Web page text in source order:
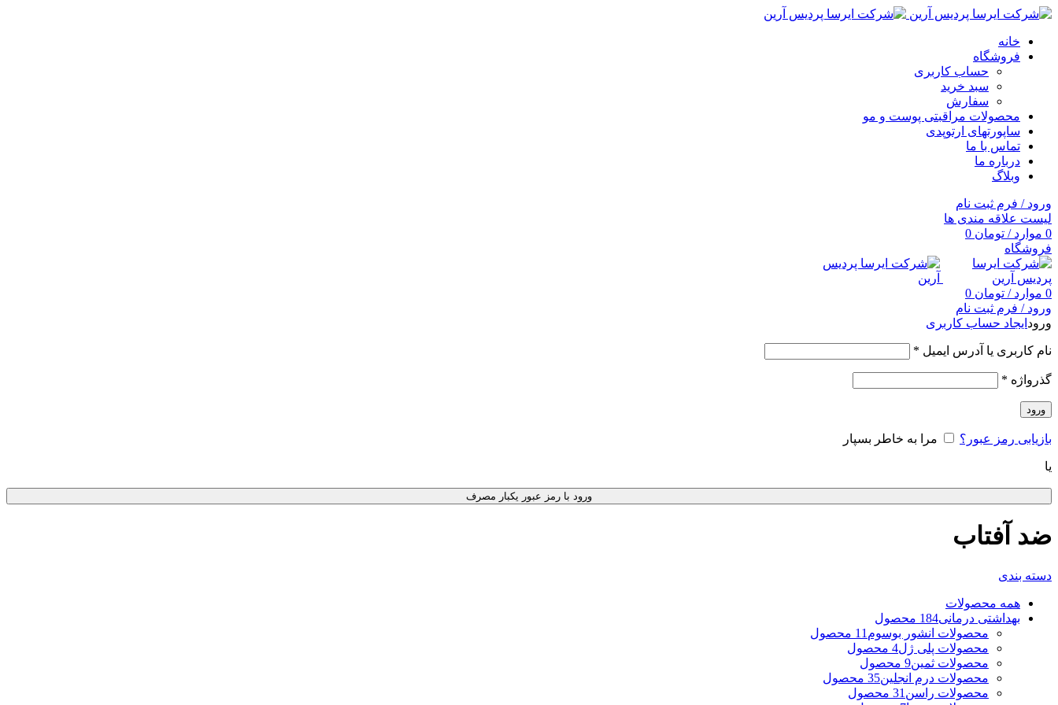
خانه
فروشگاه
حساب کاربری
سبد خرید
سفارش
محصولات مراقبتی پوست و مو
ساپورتهای ارتوپدی
تماس با ما
درباره ما
وبلاگ
ورود / فرم ثبت نام
لیست علاقه مندی ها
0 موارد / تومان
فروشگاه
0 موارد / تومان
ورود / فرم ثبت نام
ورود ایجاد حساب کاربری
نام کاربری یا آدرس ایمیل *
گذرواژه *
ورود
بازیابی رمز عبور؟ مرا به خاطر بسپار
یا
ورود با رمز عبور یکبار مصرف
ضد آفتاب
دسته بندی
همه محصولات
بهداشتی درمانی184 محصول
محصولات انشور بوسوم 11 محصول
محصولات پلی ژل4 محصول
محصولات ثمین9 محصول
محصولات درم انجلین35 محصول
محصولات راسن 31 محصول